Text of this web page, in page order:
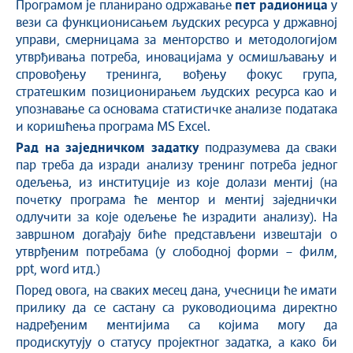
Програмом је планирано одржавање пет радионица у
вези са функционисањем људских ресурса у државној
управи, смерницама за менторство и методологијом
утврђивања потреба, иновацијама у осмишљавању и
спровођењу тренинга, вођењу фокус група,
стратешким позиционирањем људских ресурса као и
упознавање са основама статистичке анализе података
и коришћења програма MS Excel.
Рад на заједничком задаткуподразумева да сваки
пар треба да изради анализу тренинг потреба једног
одељења, из институције из које долази ментиј (на
почетку програма ће ментор и ментиј заједнички
одлучити за које одељење ће израдити анализу). На
завршном догађају биће представљени извештаји о
утврђеним потребама (у слободној форми – филм,
ppt, word итд.)
Поред овога, на сваких месец дана, учесници ће имати
прилику да се састану са руководиоцима директно
надређеним ментијима са којима могу да
продискутују о статусу пројектног задатка, а како би